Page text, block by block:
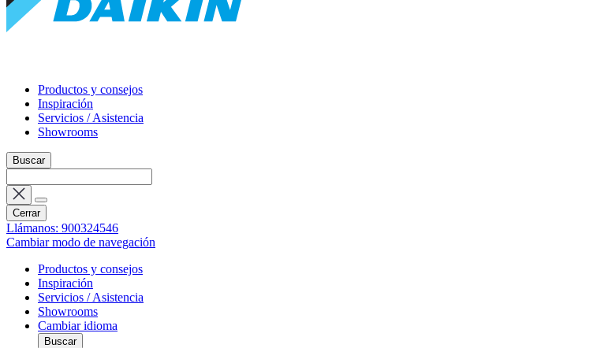
Productos y consejos
Inspiración
Servicios / Asistencia
Showrooms
Buscar
Cerrar
Llámanos: 900324546
Cambiar modo de navegación
Productos y consejos
Inspiración
Servicios / Asistencia
Showrooms
Cambiar idioma
Buscar